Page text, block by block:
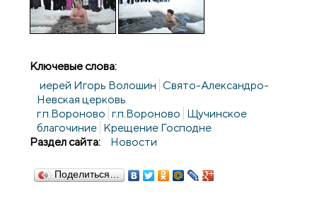
Ключевые слова:
иерей Игорь Волошин Свято-Александро-
Невская церковь
г.п.Вороново г.п.Вороново Щучинское
благочиние Крещение Господне
Раздел сайта:
Новости
Поделиться…